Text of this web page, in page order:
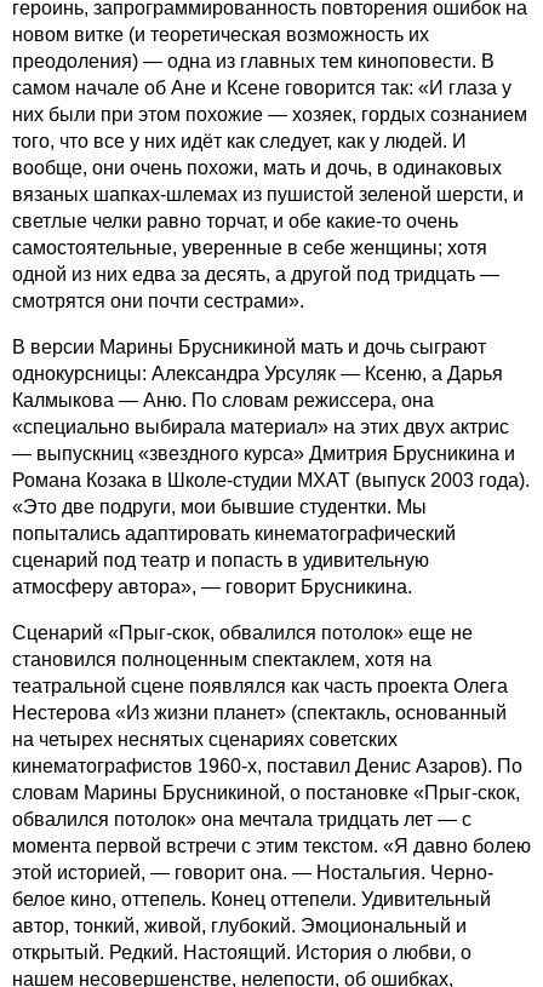
героинь, запрограммированность повторения ошибок на
новом витке (и теоретическая возможность их
преодоления) — одна из главных тем киноповести. В
самом начале об Ане и Ксене говорится так: «И глаза у
них были при этом похожие — хозяек, гордых сознанием
того, что все у них идёт как следует, как у людей. И
вообще, они очень похожи, мать и дочь, в одинаковых
вязаных шапках-шлемах из пушистой зеленой шерсти, и
светлые челки равно торчат, и обе какие-то очень
самостоятельные, уверенные в себе женщины; хотя
одной из них едва за десять, а другой под тридцать —
смотрятся они почти сестрами».
В версии Марины Брусникиной мать и дочь сыграют
однокурсницы: Александра Урсуляк — Ксеню, а Дарья
Калмыкова — Аню. По словам режиссера, она
«специально выбирала материал» на этих двух актрис
— выпускниц «звездного курса» Дмитрия Брусникина и
Романа Козака в Школе-студии МХАТ (выпуск 2003 года).
«Это две подруги, мои бывшие студентки. Мы
попытались адаптировать кинематографический
сценарий под театр и попасть в удивительную
атмосферу автора», — говорит Брусникина.
Сценарий «Прыг-скок, обвалился потолок» еще не
становился полноценным спектаклем, хотя на
театральной сцене появлялся как часть проекта Олега
Нестерова «Из жизни планет» (спектакль, основанный
на четырех неснятых сценариях советских
кинематографистов 1960-х, поставил Денис Азаров). По
словам Марины Брусникиной, о постановке «Прыг-скок,
обвалился потолок» она мечтала тридцать лет — с
момента первой встречи с этим текстом. «Я давно болею
этой историей, — говорит она. — Ностальгия. Черно-
белое кино, оттепель. Конец оттепели. Удивительный
автор, тонкий, живой, глубокий. Эмоциональный и
открытый. Редкий. Настоящий. История о любви, о
нашем несовершенстве, нелепости, об ошибках,